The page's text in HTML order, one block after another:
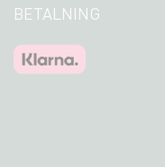
BETALNING